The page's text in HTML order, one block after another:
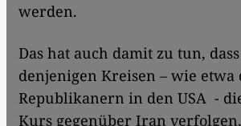
werden.
Das hat auch damit zu tun,
denjenigen Kreisen – wie etwa
Republikanern in den USA -
Kurs gegenüber Iran